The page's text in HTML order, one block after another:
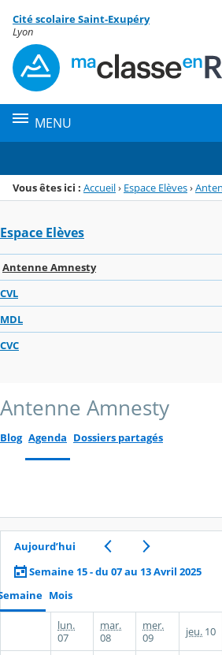
Menu de la rubrique
Contenu
Cité scolaire Saint-Exupéry
Lyon
MENU
Vous êtes ici : Accueil› Espace Elèves›
Espace Elèves
Antenne Amnesty
CVL
MDL
CVC
Antenne Amnesty
Blog Agenda Dossiers partagés
Aujourd’hui
Semaine 15 - du 07 au 13 Avril 2025
Mois
lun.
07
mar.
08
mer.
09
jeu. 10